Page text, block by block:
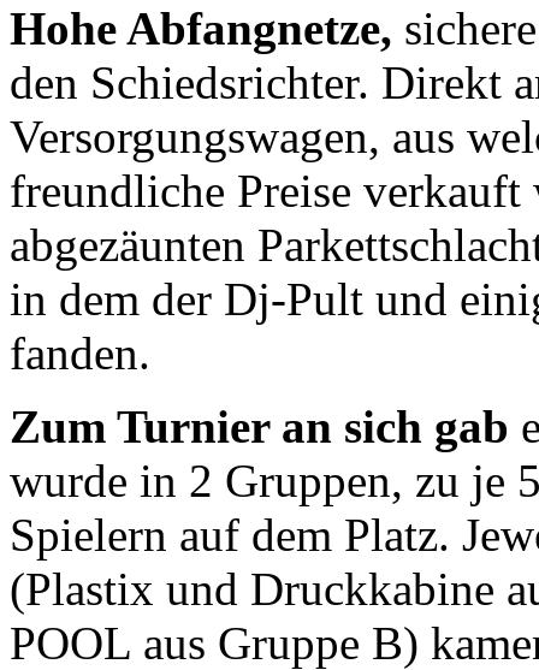
Hohe Abfangnetze,
den Schiedsrichter. Direkt
Versorgungswagen, aus
freundliche Preise
abgezäunten
in dem der Dj-Pult und
fanden.
Zum Turnier an sich gab
wurde in 2 Gruppen, zu je
Spielern auf dem Platz.
(Plastix und Druckkabine
POOL aus Gruppe B)